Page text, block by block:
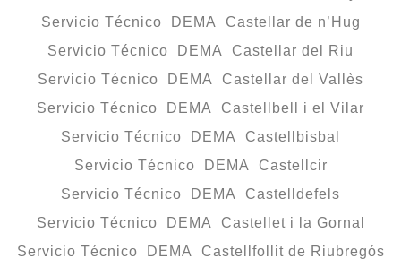
Servicio Técnico DEMA Castellar de n’Hug
Servicio Técnico DEMA Castellar del Riu
Servicio Técnico DEMA Castellar del Vallès
Servicio Técnico DEMA Castellbell i el Vilar
Servicio Técnico DEMA Castellbisbal
Servicio Técnico DEMA Castellcir
Servicio Técnico DEMA Castelldefels
Servicio Técnico DEMA Castellet i la Gornal
Servicio Técnico DEMA Castellfollit de Riubregós